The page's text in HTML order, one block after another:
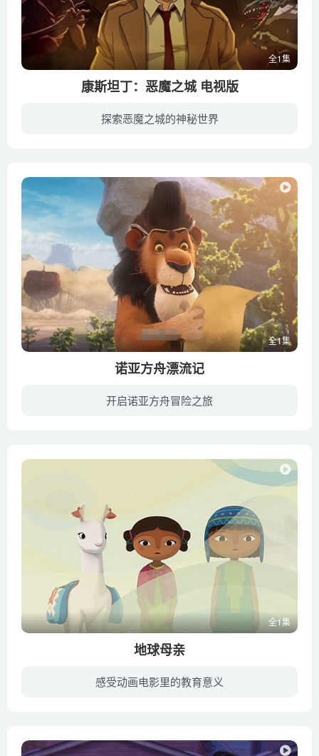
全1集
康斯坦丁：恶魔之城 电视版
探索恶魔之城的神秘世界
全1集
诺亚方舟漂流记
开启诺亚方舟冒险之旅
全1集
地球母亲
感受动画电影里的教育意义